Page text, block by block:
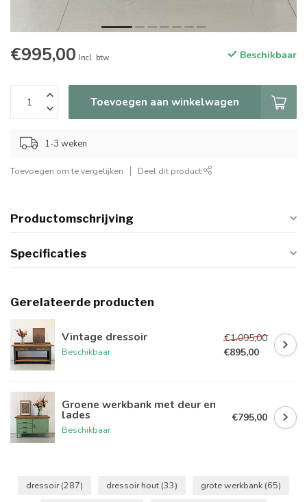
€995,00 Incl. btw Beschikbaar
Toevoegen aan winkelwagen
1-3 weken
Toevoegen om te vergelijken Deel dit product
Productomschrijving
Specificaties
Gerelateerde producten
Vintage dressoir
Beschikbaar
€1.095,00
€895,00
Groene werkbank met deur en
lades
Beschikbaar
€795,00
dressoir(287) dressoir hout (33) grote werkbank (65)